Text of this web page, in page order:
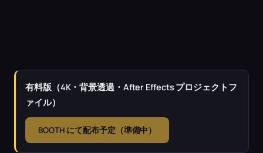
有料版（4K・背景透過・After Effects プロジェクトフ
ァイル）
BOOTH にて配布予定（準備中）